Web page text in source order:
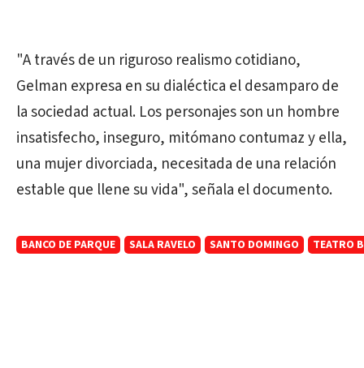
"A través de un riguroso realismo cotidiano,
Gelman expresa en su dialéctica el desamparo de
la sociedad actual. Los personajes son un hombre
insatisfecho, inseguro, mitómano contumaz y ella,
una mujer divorciada, necesitada de una relación
estable que llene su vida", señala el documento.
BANCO DE PARQUE SALA RAVELO SANTO DOMINGO TEATRO